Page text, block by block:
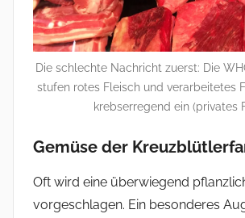
Die schlechte Nachricht zuerst: Die
stufen rotes Fleisch und verarbeitetes
krebserregend ein (privates
Gemüse der
Oft wird eine überwiegend
vorgeschlagen. Ein besonderes